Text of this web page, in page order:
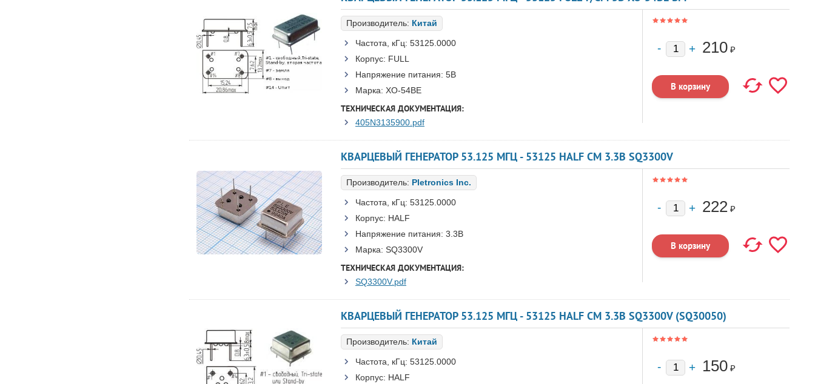
Производитель: Китай
Частота, кГц: 53125.0000
Корпус: FULL
Напряжение питания: 5В
Марка: XO-54BE
ТЕХНИЧЕСКАЯ ДОКУМЕНТАЦИЯ:
405N3135900.pdf
210 ₽
КВАРЦЕВЫЙ ГЕНЕРАТОР 53.125 МГЦ - 53125 HALF CM 3.3В SQ3300V
Производитель: Pletronics Inc.
Частота, кГц: 53125.0000
Корпус: HALF
Напряжение питания: 3.3В
Марка: SQ3300V
ТЕХНИЧЕСКАЯ ДОКУМЕНТАЦИЯ:
SQ3300V.pdf
222 ₽
КВАРЦЕВЫЙ ГЕНЕРАТОР 53.125 МГЦ - 53125 HALF CM 3.3В SQ3300V (SQ30050)
Производитель: Китай
Частота, кГц: 53125.0000
Корпус: HALF
150 ₽